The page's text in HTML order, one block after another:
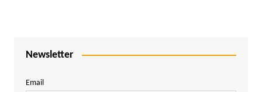
Newsletter
Email